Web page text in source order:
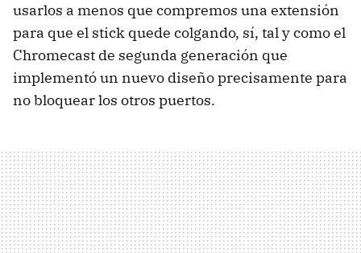
usarlos a menos que compremos una extensión
para que el stick quede colgando, sí, tal y como el
Chromecast de segunda generación que
implementó un nuevo diseño precisamente para
no bloquear los otros puertos.